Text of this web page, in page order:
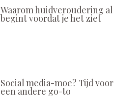
Waarom huidveroudering al
begint voordat je het ziet
Social media-moe? Tijd voor
een andere go-to